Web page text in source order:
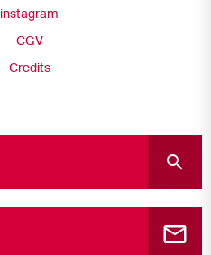
instagram
CGV
Credits
mail_outline